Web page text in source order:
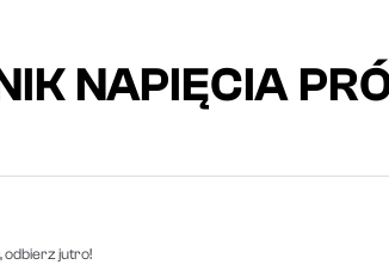
NAPIĘCIA
odbierz jutro!